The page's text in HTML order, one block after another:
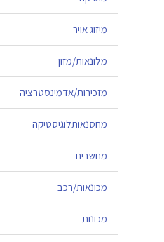
מיזוג אויר
מלונאות/מזון
מזכירות/אדמינסטרציה
מחסנאותלוגיסטיקה
מחשבים
מכונאות/רכב
מכונות